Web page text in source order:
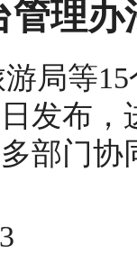
管理
局等
发布
部门